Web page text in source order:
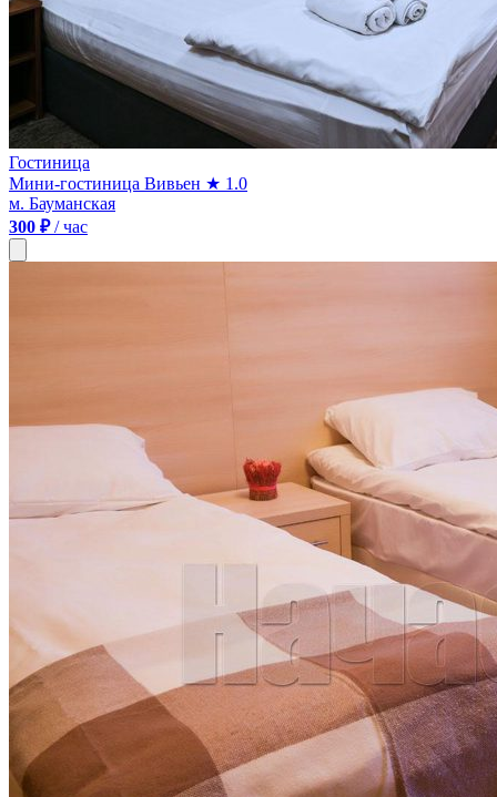
Гостиница
Мини-гостиница Вивьен ★ 1.0
м. Бауманская
300 ₽/ час